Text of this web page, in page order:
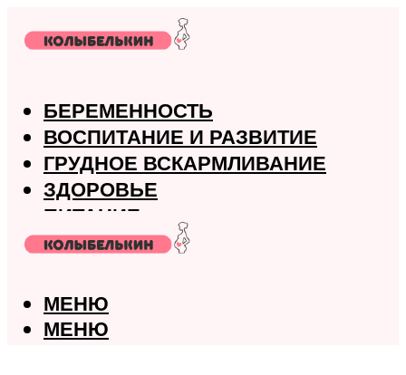
БЕРЕМЕННОСТЬ
ВОСПИТАНИЕ И РАЗВИТИЕ
ГРУДНОЕ ВСКАРМЛИВАНИЕ
ЗДОРОВЬЕ
ПИТАНИЕ
РОДЫ
МЕНЮ
МЕНЮ